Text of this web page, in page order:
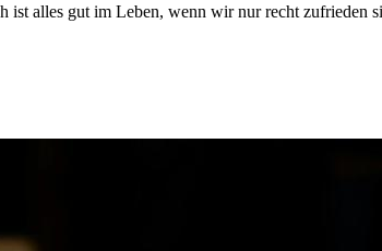
alles gut im Leben, wenn wir nur recht zufrieden